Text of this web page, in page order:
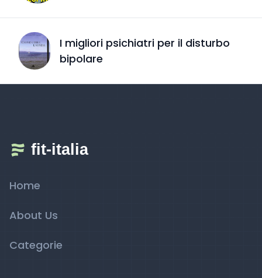
I migliori psichiatri per il disturbo
bipolare
Home
About Us
Categorie